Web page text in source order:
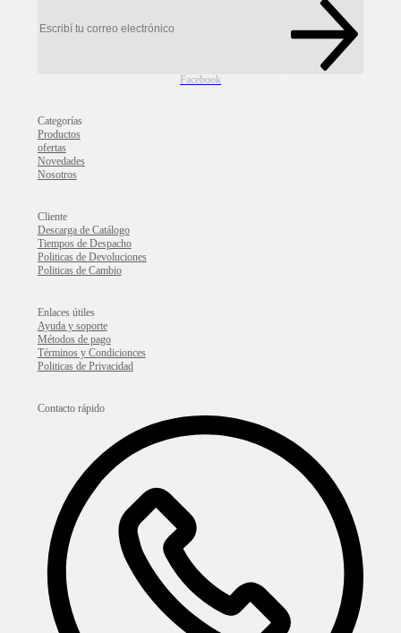
Facebook
Categorías
Productos
ofertas
Novedades
Nosotros
Cliente
Descarga de Catálogo
Tiempos de Despacho
Politicas de Devoluciones
Politicas de Cambio
Enlaces útiles
Ayuda y soporte
Métodos de pago
Términos y Condicionces
Politicas de Privacidad
Contacto rápido